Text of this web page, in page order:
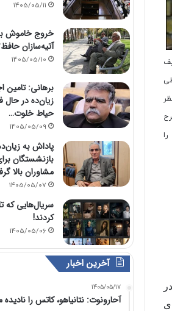
گفت: این صداهای گوناگون در ایران را می‌شود از ۲ منظر
1405/05/11
خروج خاموش
آتیه‌سازان
1405/05/10
برهانی: تامین
زیان‌ده در
حیاط خلوت…
1405/05/09
پاداش به
بازنشستگان
مشاوران بالا
1405/05/07
سریال‌هایی که
کردند!
1405/05/06
آخرین اخبار
1405/05/17
آحارونوت: نتانیاهو، کاتس را